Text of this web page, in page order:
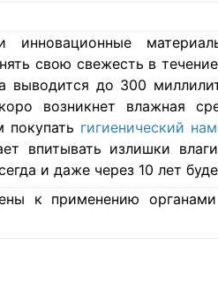
инновационные
свою свежесть в
до 300
возникнет влажная
гигиенический
впитывать излишки
и даже через 10 лет
к применению органами